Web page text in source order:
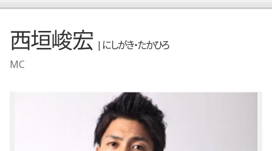
西垣峻宏 | にしがき・たかひろ
MC